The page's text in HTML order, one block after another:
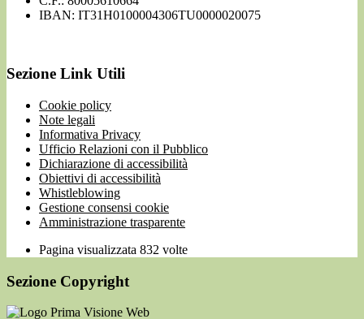
IBAN: IT31H0100004306TU0000020075
Sezione Link Utili
Cookie policy
Note legali
Informativa Privacy
Ufficio Relazioni con il Pubblico
Dichiarazione di accessibilità
Obiettivi di accessibilità
Whistleblowing
Gestione consensi cookie
Amministrazione trasparente
Pagina visualizzata 832 volte
Sezione Copyright